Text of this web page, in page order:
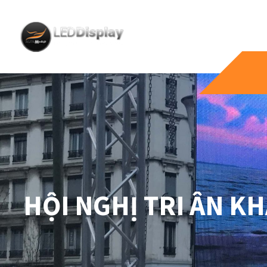
HỘI NGHỊ TRI ÂN